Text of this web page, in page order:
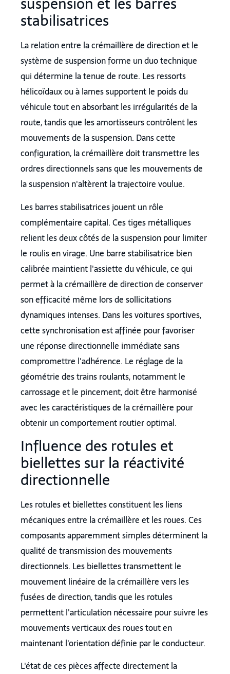
stabilisatrices
La relation entre la crémaillère de direction et le
système de suspension forme un duo technique
qui détermine la tenue de route. Les ressorts
hélicoïdaux ou à lames supportent le poids du
véhicule tout en absorbant les irrégularités de la
route, tandis que les amortisseurs contrôlent les
mouvements de la suspension. Dans cette
configuration, la crémaillère doit transmettre les
ordres directionnels sans que les mouvements de
la suspension n'altèrent la trajectoire voulue.
Les barres stabilisatrices jouent un rôle
complémentaire capital. Ces tiges métalliques
relient les deux côtés de la suspension pour limiter
le roulis en virage. Une barre stabilisatrice bien
calibrée maintient l'assiette du véhicule, ce qui
permet à la crémaillère de direction de conserver
son efficacité même lors de sollicitations
dynamiques intenses. Dans les voitures sportives,
cette synchronisation est affinée pour favoriser
une réponse directionnelle immédiate sans
compromettre l'adhérence. Le réglage de la
géométrie des trains roulants, notamment le
carrossage et le pincement, doit être harmonisé
avec les caractéristiques de la crémaillère pour
obtenir un comportement routier optimal.
Influence des rotules et
biellettes sur la réactivité
directionnelle
Les rotules et biellettes constituent les liens
mécaniques entre la crémaillère et les roues. Ces
composants apparemment simples déterminent la
qualité de transmission des mouvements
directionnels. Les biellettes transmettent le
mouvement linéaire de la crémaillère vers les
fusées de direction, tandis que les rotules
permettent l'articulation nécessaire pour suivre les
mouvements verticaux des roues tout en
maintenant l'orientation définie par le conducteur.
L'état de ces pièces affecte directement la